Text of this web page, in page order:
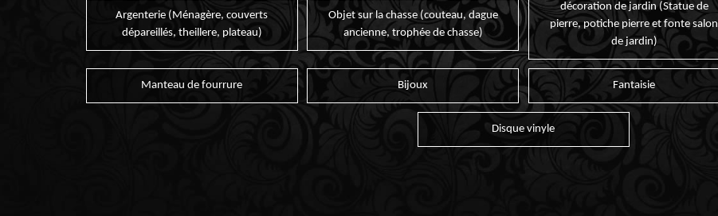
Argenterie (Ménagère, couverts
dépareillés, theillere, plateau)
Objet sur la chasse (couteau, dague
ancienne, trophée de chasse)
décoration de jardin (Statue de
pierre, potiche pierre et fonte salon
de jardin)
Manteau de fourrure Bijoux Fantaisie
Disque vinyle